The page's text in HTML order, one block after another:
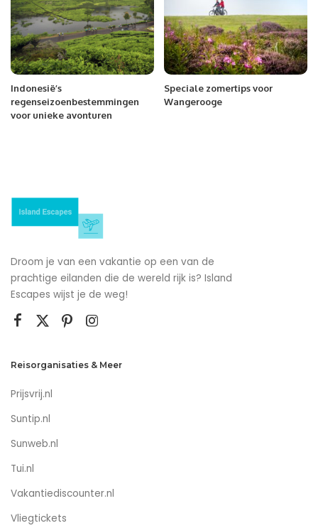
Indonesië’s
regenseizoenbestemmingen
voor unieke avonturen
Speciale zomertips voor
Wangerooge
Droom je van een vakantie op een van de
prachtige eilanden die de wereld rijk is? Island
Escapes wijst je de weg!
Reisorganisaties & Meer
Prijsvrij.nl
Suntip.nl
Sunweb.nl
Tui.nl
Vakantiediscounter.nl
Vliegtickets